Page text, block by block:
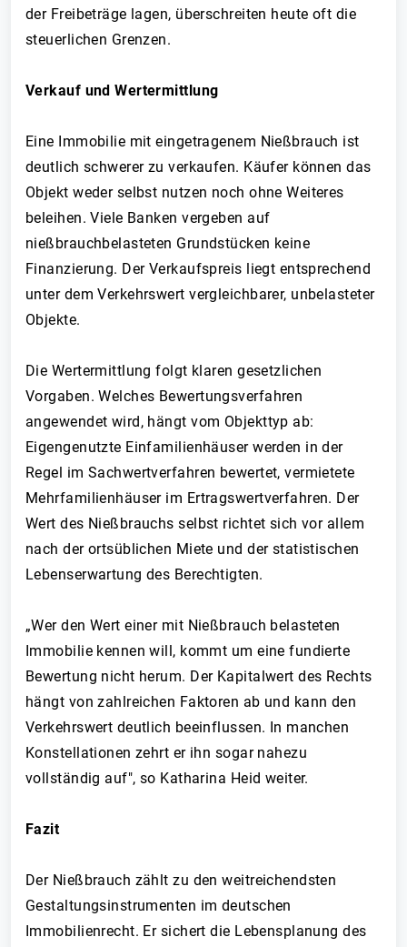
der Freibeträge lagen, überschreiten heute oft die
steuerlichen Grenzen.
Verkauf und Wertermittlung
Eine Immobilie mit eingetragenem Nießbrauch ist
deutlich schwerer zu verkaufen. Käufer können das
Objekt weder selbst nutzen noch ohne Weiteres
beleihen. Viele Banken vergeben auf
nießbrauchbelasteten Grundstücken keine
Finanzierung. Der Verkaufspreis liegt entsprechend
unter dem Verkehrswert vergleichbarer, unbelasteter
Objekte.
Die Wertermittlung folgt klaren gesetzlichen
Vorgaben. Welches Bewertungsverfahren
angewendet wird, hängt vom Objekttyp ab:
Eigengenutzte Einfamilienhäuser werden in der
Regel im Sachwertverfahren bewertet, vermietete
Mehrfamilienhäuser im Ertragswertverfahren. Der
Wert des Nießbrauchs selbst richtet sich vor allem
nach der ortsüblichen Miete und der statistischen
Lebenserwartung des Berechtigten.
„Wer den Wert einer mit Nießbrauch belasteten
Immobilie kennen will, kommt um eine fundierte
Bewertung nicht herum. Der Kapitalwert des Rechts
hängt von zahlreichen Faktoren ab und kann den
Verkehrswert deutlich beeinflussen. In manchen
Konstellationen zehrt er ihn sogar nahezu
vollständig auf", so Katharina Heid weiter.
Fazit
Der Nießbrauch zählt zu den weitreichendsten
Gestaltungsinstrumenten im deutschen
Immobilienrecht. Er sichert die Lebensplanung des